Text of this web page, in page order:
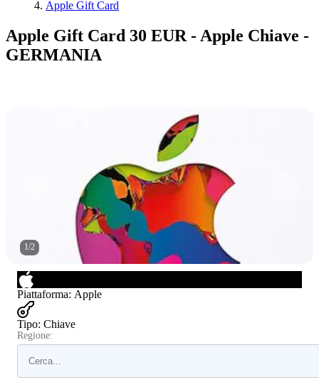
Apple Gift Card
Apple Gift Card 30 EUR - Apple Chiave -
GERMANIA
1/2
Piattaforma: Apple
Tipo: Chiave
Regione: